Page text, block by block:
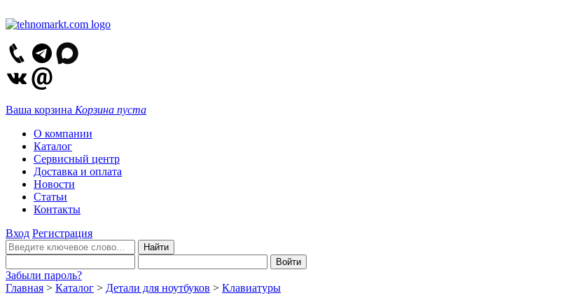
Ваша корзина Корзина пуста
О компании
Каталог
Сервисный центр
Доставка и оплата
Новости
Статьи
Контакты
Вход Регистрация
Забыли пароль?
Главная > Каталог > Детали для ноутбуков > Клавиатуры